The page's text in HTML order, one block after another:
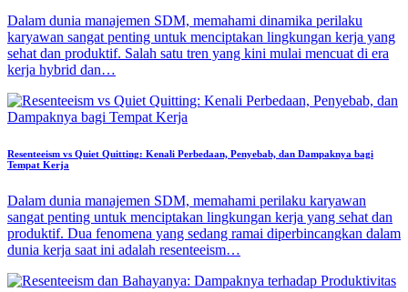
Dalam dunia manajemen SDM, memahami dinamika perilaku
karyawan sangat penting untuk menciptakan lingkungan kerja yang
sehat dan produktif. Salah satu tren yang kini mulai mencuat di era
kerja hybrid dan…
Resenteeism vs Quiet Quitting: Kenali Perbedaan, Penyebab, dan Dampaknya bagi
Tempat Kerja
Dalam dunia manajemen SDM, memahami perilaku karyawan
sangat penting untuk menciptakan lingkungan kerja yang sehat dan
produktif. Dua fenomena yang sedang ramai diperbincangkan dalam
dunia kerja saat ini adalah resenteeism…